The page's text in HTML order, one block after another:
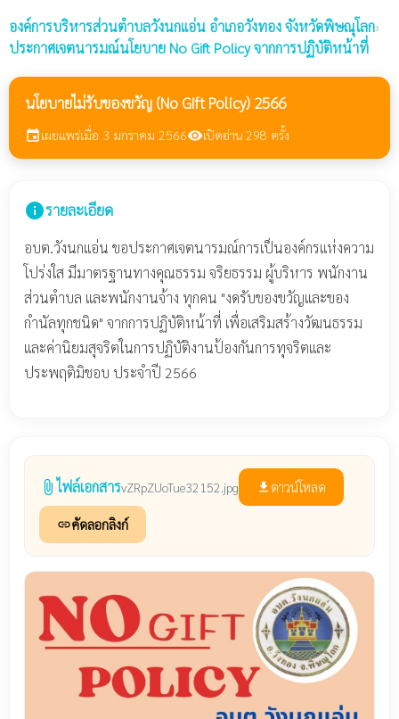
องค์การบริหารส่วนตำบลวังนกแอ่น อำเภอวังทอง จังหวัดพิษณุโลก›
ประกาศเจตนารมณ์นโยบาย No Gift Policy จากการปฏิบัติหน้าที่
นโยบายไม่รับของขวัญ (No Gift Policy) 2566
eventเผยแพร่เมื่อ 3 มกราคม 2566visibilityเปิดอ่าน 298 ครั้ง
infoรายละเอียด
อบต.วังนกแอ่น ขอประกาศเจตนารมณ์การเป็นองค์กรแห่งความ
โปร่งใส มีมาตรฐานทางคุณธรรม จริยธรรม ผู้บริหาร พนักงาน
ส่วนตำบล และพนักงานจ้าง ทุกคน "งดรับของขวัญและของ
กำนัลทุกชนิด" จากการปฏิบัติหน้าที่ เพื่อเสริมสร้างวัฒนธรรม
และค่านิยมสุจริตในการปฏิบัติงานป้องกันการทุจริตและ
ประพฤติมิชอบ ประจำปี 2566
attach_file ไฟล์เอกสารvZRpZUoTue32152.jpg file_download ดาวน์โหลด
linkคัดลอกลิงก์